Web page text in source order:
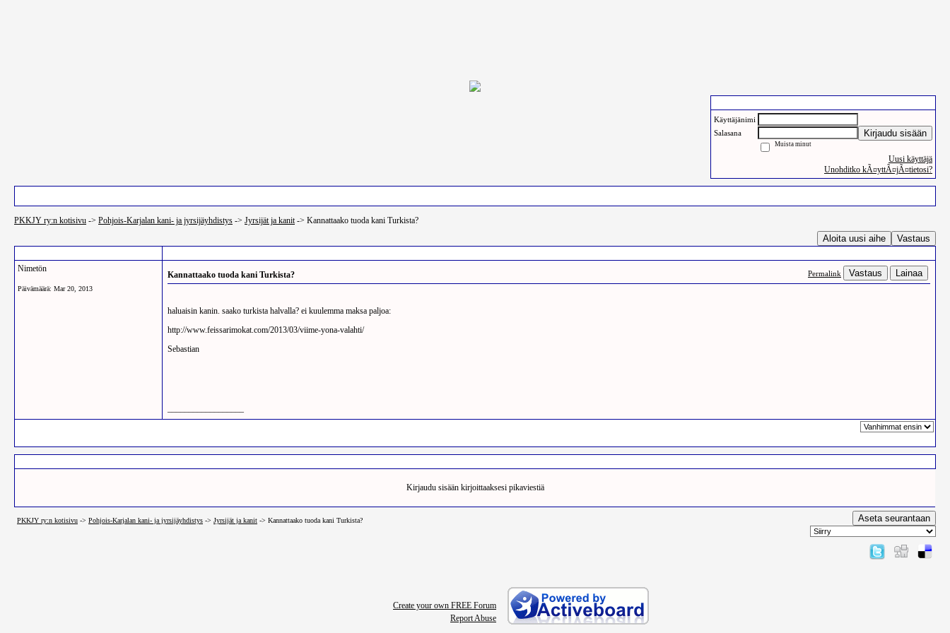
Käyttäjänimi
Salasana
Kirjaudu sisään
Muista minut
Uusi käyttäjä
Unohditko kÃ¤yttÃ¤jÃ¤tietosi?
PKKJY ry:n kotisivu -> Pohjois-Karjalan kani- ja jyrsijäyhdistys -> Jyrsijät ja kanit-> Kannattaako tuoda kani Turkista?
Aloita uusi aihe Vastaus
Nimetön
Päivämäärä: Mar 20, 2013
Kannattaako tuoda kani Turkista? Permalink Vastaus Lainaa
haluaisin kanin. saako turkista halvalla? ei kuulemma maksa paljoa:
http://www.feissarimokat.com/2013/03/viime-yona-valahti/
Sebastian
Kirjaudu sisään kirjoittaaksesi pikaviestiä
PKKJY ry:n kotisivu -> Pohjois-Karjalan kani- ja jyrsijäyhdistys -> Jyrsijät ja kanit -> Kannattaako tuoda kani Turkista? Aseta seurantaan
Create your own FREE Forum
Report Abuse